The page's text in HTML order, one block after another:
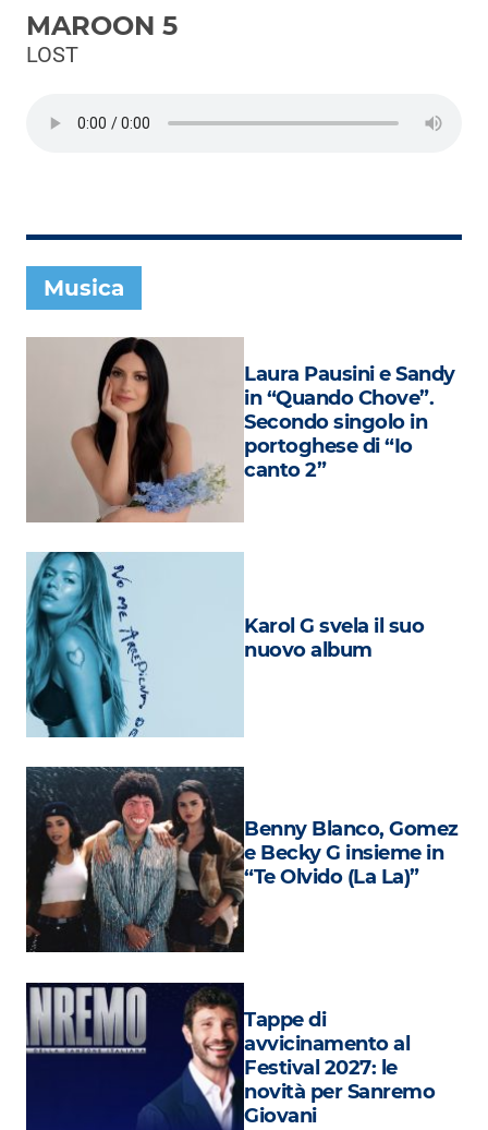
Radio Subasio +
Radio Suby
Foto
Speciali
Oroscopo
Radio Subasio Music Club
Sanremo 2026
News
Musica
Cultura
Attualità
Costume
Extra
Eventi
MAROON 5
LOST
Musica
Laura Pausini e Sandy
in “Quando Chove”.
Secondo singolo in
portoghese di “Io
canto 2”
Karol G svela il suo
nuovo album
Benny Blanco, Gomez
e Becky G insieme in
“Te Olvido (La La)”
Tappe di
avvicinamento al
Festival 2027: le
novità per Sanremo
Giovani